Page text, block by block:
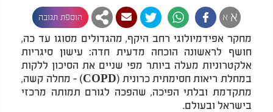
א א הוספת תגובה
מחקר אפידמיולוגי רחב היקף, מהגדולים מסוגו עד כה,
חושף לראשונה הוכחה מדעית חדה: עישון סיגריות
אלקטרוניות מעלה ביותר מפי שניים את הסיכון ללקות
במחלת ריאות חסימתית כרונית (COPD) - מחלה קשה,
מתקדמת ובלתי הפיכה, שהפכה לגורם תמותה מרכזי
בישראל ובעולם.